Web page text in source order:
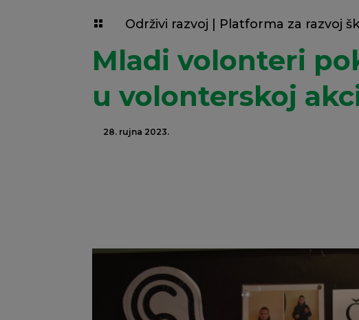
 Održivi razvoj Platforma za razvoj
Mladi volonteri
u volonterskoj
28. rujna 2023.